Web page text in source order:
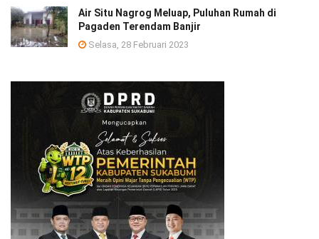
Air Situ Nagrog Meluap, Puluhan Rumah di
Pagaden Terendam Banjir
Selasa, 28 Februari 2023